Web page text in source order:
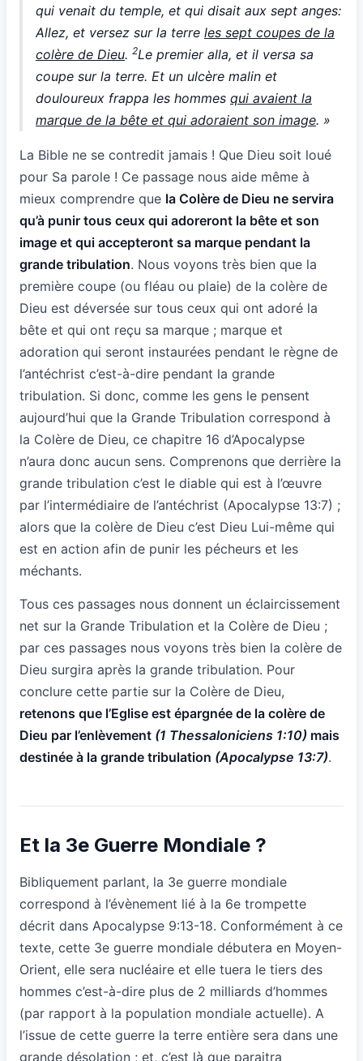
qui venait du temple, et qui disait aux sept anges:
Allez, et versez sur la terre les sept coupes de la
colère de Dieu. 2Le premier alla, et il versa sa
coupe sur la terre. Et un ulcère malin et
douloureux frappa les hommes qui avaient la
marque de la bête et qui adoraient son image. »
La Bible ne se contredit jamais ! Que Dieu soit loué
pour Sa parole ! Ce passage nous aide même à
mieux comprendre que la Colère de Dieu ne servira
qu’à punir tous ceux qui adoreront la bête et son
image et qui accepteront sa marque pendant la
grande tribulation. Nous voyons très bien que la
première coupe (ou fléau ou plaie) de la colère de
Dieu est déversée sur tous ceux qui ont adoré la
bête et qui ont reçu sa marque ; marque et
adoration qui seront instaurées pendant le règne de
l’antéchrist c’est-à-dire pendant la grande
tribulation. Si donc, comme les gens le pensent
aujourd’hui que la Grande Tribulation correspond à
la Colère de Dieu, ce chapitre 16 d’Apocalypse
n’aura donc aucun sens. Comprenons que derrière la
grande tribulation c’est le diable qui est à l’œuvre
par l’intermédiaire de l’antéchrist (Apocalypse 13:7) ;
alors que la colère de Dieu c’est Dieu Lui-même qui
est en action afin de punir les pécheurs et les
méchants.
Tous ces passages nous donnent un éclaircissement
net sur la Grande Tribulation et la Colère de Dieu ;
par ces passages nous voyons très bien la colère de
Dieu surgira après la grande tribulation. Pour
conclure cette partie sur la Colère de Dieu,
retenons que l’Eglise est épargnée de la colère de
Dieu par l’enlèvement (1 Thessaloniciens 1:10) mais
destinée à la grande tribulation (Apocalypse 13:7).
Et la 3e Guerre Mondiale ?
Bibliquement parlant, la 3e guerre mondiale
correspond à l’évènement lié à la 6e trompette
décrit dans Apocalypse 9:13-18. Conformément à ce
texte, cette 3e guerre mondiale débutera en Moyen-
Orient, elle sera nucléaire et elle tuera le tiers des
hommes c’est-à-dire plus de 2 milliards d’hommes
(par rapport à la population mondiale actuelle). A
l’issue de cette guerre la terre entière sera dans une
grande désolation ; et, c’est là que paraitra